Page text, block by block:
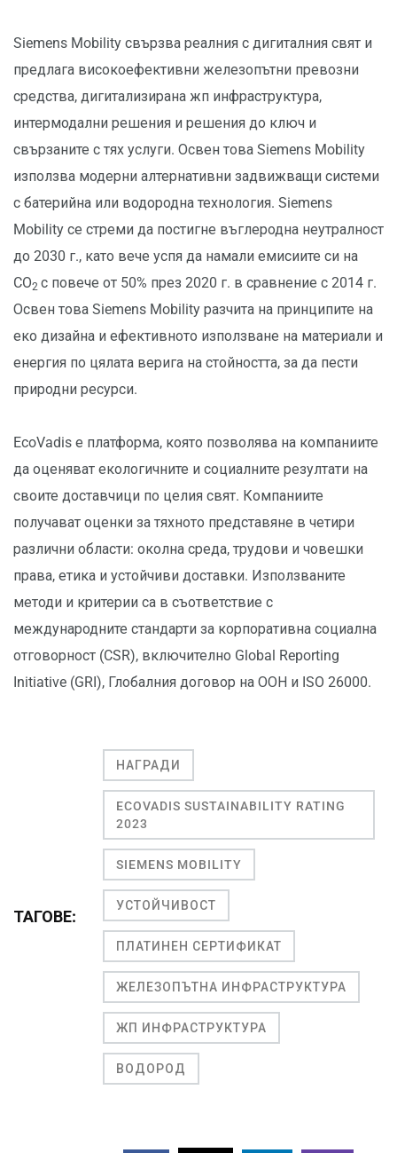
Siemens Mobility свързва реалния с дигиталния свят и
предлага високоефективни железопътни превозни
средства, дигитализирана жп инфраструктура,
интермодални решения и решения до ключ и
свързаните с тях услуги. Освен това Siemens Mobility
използва модерни алтернативни задвижващи системи
с батерийна или водородна технология. Siemens
Mobility се стреми да постигне въглеродна неутралност
до 2030 г., като вече успя да намали емисиите си на
CO2 с повече от 50% през 2020 г. в сравнение с 2014 г.
Освен това Siemens Mobility разчита на принципите на
еко дизайна и ефективното използване на материали и
енергия по цялата верига на стойността, за да пести
природни ресурси.
EcoVadis е платформа, която позволява на компаниите
да оценяват екологичните и социалните резултати на
своите доставчици по целия свят. Компаниите
получават оценки за тяхното представяне в четири
различни области: околна среда, трудови и човешки
права, етика и устойчиви доставки. Използваните
методи и критерии са в съответствие с
международните стандарти за корпоративна социална
отговорност (CSR), включително Global Reporting
Initiative (GRI), Глобалния договор на ООН и ISO 26000.
ТАГОВЕ:
НАГРАДИ
ECOVADIS SUSTAINABILITY RATING
2023
SIEMENS MOBILITY
УСТОЙЧИВОСТ
ПЛАТИНЕН СЕРТИФИКАТ
ЖЕЛЕЗОПЪТНА ИНФРАСТРУКТУРА
ЖП ИНФРАСТРУКТУРА
ВОДОРОД